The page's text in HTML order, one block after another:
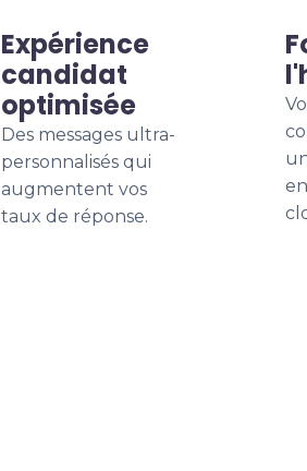
Expérience
candidat
optimisée
Des messages ultra-
personnalisés qui
augmentent vos
taux de réponse.